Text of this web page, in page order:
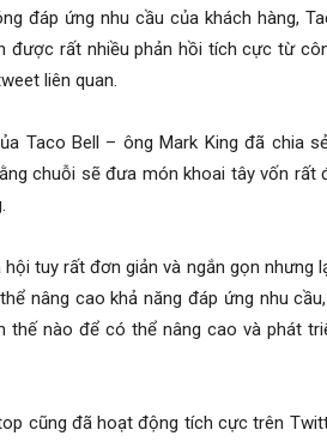
đáp ứng nhu cầu của khách hàng,
được rất nhiều phản hồi tích cực từ
liên quan.
Taco Bell – ông Mark King đã chia
chuỗi sẽ đưa món khoai tây vốn rất
tuy rất đơn giản và ngắn gọn nhưng
nâng cao khả năng đáp ứng nhu
nào để có thể nâng cao và phát
cũng đã hoạt động tích cực trên